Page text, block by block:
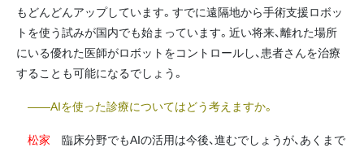
もどんどんアップしています。すでに遠隔地から手術支援ロボッ
トを使う試みが国内でも始まっています。近い将来、離れた場所
にいる優れた医師がロボットをコントロールし、患者さんを治療
することも可能になるでしょう。
――AIを使った診療についてはどう考えますか。
松家 臨床分野でもAIの活用は今後、進むでしょうが、あくまで